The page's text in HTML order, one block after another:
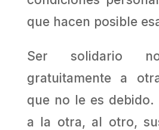
que hacen posible
Ser solidario
gratuitamente a
que no le es debido.
a la otra, al otro,